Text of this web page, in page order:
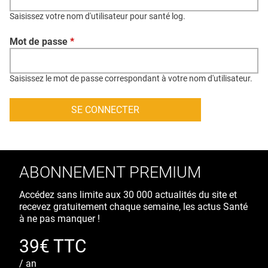
CONTACT
CRÉDITS
Saisissez votre nom d'utilisateur pour santé log.
Mot de passe *
Saisissez le mot de passe correspondant à votre nom d'utilisateur.
ABONNEMENT PREMIUM
Accédez sans limite aux 30 000 actualités du site et
recevez gratuitement chaque semaine, les actus Santé
à ne pas manquer !
39€ TTC
/ an